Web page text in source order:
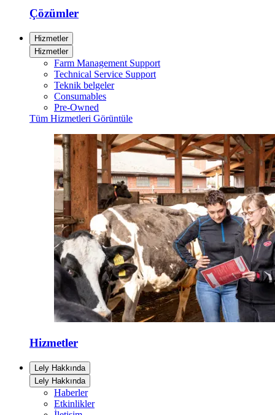
Çözümler
Hizmetler
Hizmetler
Farm Management Support
Technical Service Support
Teknik belgeler
Consumables
Pre-Owned
Tüm Hizmetleri Görüntüle
Hizmetler
Lely Hakkında
Lely Hakkında
Haberler
Etkinlikler